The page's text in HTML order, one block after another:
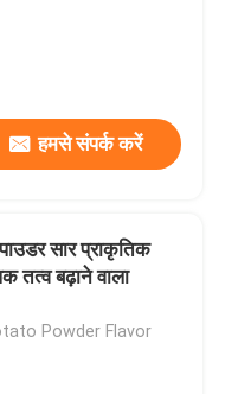
हमसे संपर्क करें
सार प्राकृतिक
तत्व बढ़ाने वाला
Powder Flavor